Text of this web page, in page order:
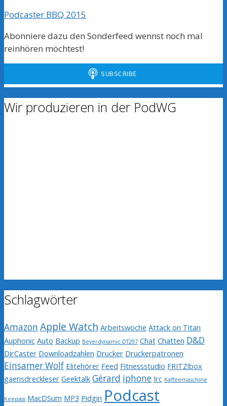
Podcaster BBQ 2015
Abonniere dazu den Sonderfeed wennst noch mal
reinhören möchtest!
Wir produzieren in der PodWG
Schlagwörter
Amazon Apple Watch Arbeitswoche Attack on Titan
Auphonic Auto Backup Beyerdynamic DT297 Chat Chatten D&D
DirCaster Downloadzahlen Drucker Druckerpatronen
Einsamer Wolf Elitehörer Feed Fitnessstudio FRITZ!box
gaensdreckleser Geektalk Gérard iphone Irc Kaffeemaschine
Keepass MacDSum MP3 Pidgin Podcast